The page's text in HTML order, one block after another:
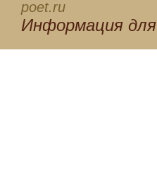
poet.ru
Информация для